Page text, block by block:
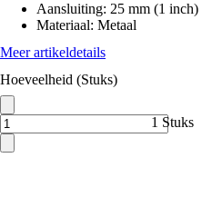
Aansluiting: 25 mm (1 inch)
Materiaal: Metaal
Meer artikeldetails
Hoeveelheid (Stuks)
1 Stuks